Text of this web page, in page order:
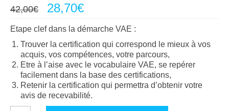
42,00€ Le
prix
initial
était :
42,00€.
28,70€Le
actuel
est :
28,70€.
Etape clef dans la démarche VAE :
Trouver la certification qui correspond le mieux à vos
acquis, vos compétences, votre parcours,
Etre à l’aise avec le vocabulaire VAE, se repérer
facilement dans la base des certifications,
Retenir la certification qui permettra d’obtenir votre
avis de recevabilité.